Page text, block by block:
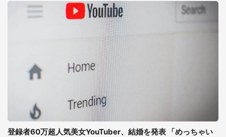
登録者60万超人気美女YouTuber、結婚を発表 「めっちゃい